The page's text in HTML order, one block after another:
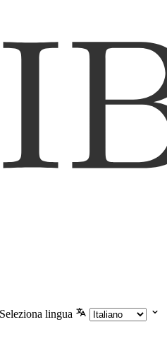
Seleziona lingua